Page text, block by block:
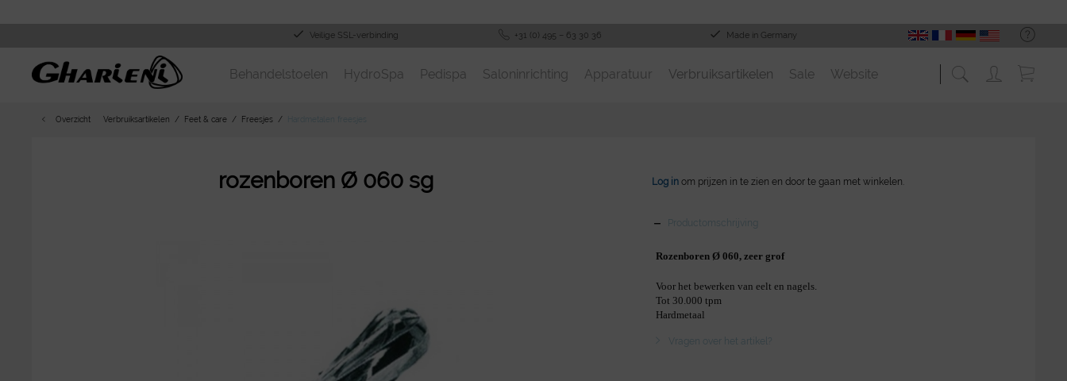
Veilige SSL-verbinding +31 (0) 495 – 63 30 36 Made in Germany
Behandelstoelen HydroSpa Pedispa Saloninrichting Apparatuur Verbruiksartikelen Sale Website
Overzicht Verbruiksartikelen Feet & care Freesjes
rozenboren Ø 060 sg Log in om prijzen in te zien en door te gaan met winkelen.
Productomschrijving
Rozenboren Ø 060, zeer grof
Voor het bewerken van eelt en nagels.
Tot 30.000 tpm
Hardmetaal
Vragen over het artikel?